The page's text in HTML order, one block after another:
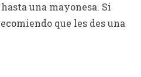
una mayonesa. Si
que les des una